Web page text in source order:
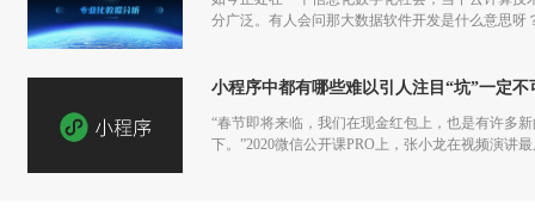
分广泛。有人会问那大数据软件开发是什么意思呀
小程序中都有哪些难以引人注目“坑”一定不
“春节即将来临，我们在现金红包上，也是有许多
下。”2020微信公开课PRO上，张小龙在视频演讲